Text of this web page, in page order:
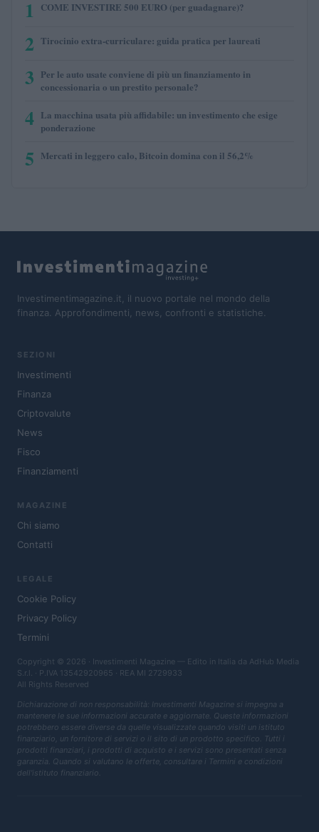
1 COME INVESTIRE 500 EURO (per guadagnare)?
2 Tirocinio extra-curriculare: guida pratica per laureati
3 Per le auto usate conviene di più un finanziamento in
concessionaria o un prestito personale?
4 La macchina usata più affidabile: un investimento che esige
ponderazione
5 Mercati in leggero calo, Bitcoin domina con il 56,2%
Investimentimagazine.it, il nuovo portale nel mondo della
finanza. Approfondimenti, news, confronti e statistiche.
SEZIONI
Investimenti
Finanza
Criptovalute
News
Fisco
Finanziamenti
MAGAZINE
Chi siamo
Contatti
LEGALE
Cookie Policy
Privacy Policy
Termini
Copyright © 2026 · Investimenti Magazine — Edito in Italia da AdHub Media
S.r.l. · P.IVA 13542920965 · REA MI 2729933
All Rights Reserved
Dichiarazione di non responsabilità: Investimenti Magazine si impegna a
mantenere le sue informazioni accurate e aggiornate. Queste informazioni
potrebbero essere diverse da quelle visualizzate quando visiti un istituto
finanziario, un fornitore di servizi o il sito di un prodotto specifico. Tutti i
prodotti finanziari, i prodotti di acquisto e i servizi sono presentati senza
garanzia. Quando si valutano le offerte, consultare i Termini e condizioni
dell'istituto finanziario.